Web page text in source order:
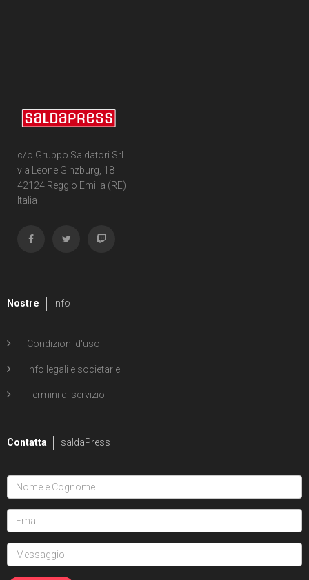
c/o Gruppo Saldatori Srl
via Leone Ginzburg, 18
42124 Reggio Emilia (RE)
Italia
Nostre Info
Condizioni d'uso
Info legali e societarie
Termini di servizio
Contatta saldaPress